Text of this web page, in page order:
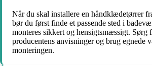
Når du skal installere en håndklædetørrer
bør du først finde et passende sted i
monteres sikkert og hensigtsmæssigt. Sørg
producentens anvisninger og brug egnede
monteringen.